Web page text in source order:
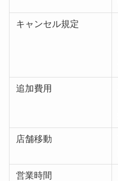
キャンセル規定
追加費用
店舗移動
営業時間